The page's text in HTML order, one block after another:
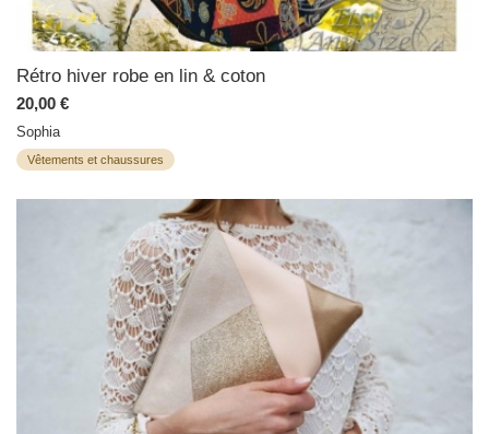
Rétro hiver robe en lin & coton
20,00 €
Sophia
Vêtements et chaussures